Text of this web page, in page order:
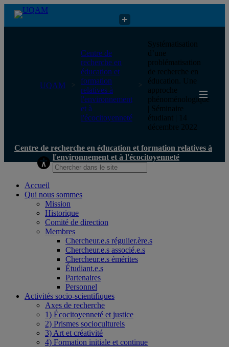
Centre de recherche en éducation et formation relatives à
l'environnement et à l'écocitoyenneté
UQAM
Centre de
recherche en
éducation et
formation
relatives à
l'environnement
et à
l'écocitoyenneté
Systématisation
d’une
problématisation
de recherche en
éducation. Une
approche
phénoménologique
| Séminaire
étudiant | 14
décembre 2022
Centre de recherche en éducation et formation relatives à
l'environnement et à l'écocitoyenneté
Accueil
Qui nous sommes
Mission
Historique
Comité de direction
Membres
Chercheur.e.s régulier.ère.s
Chercheur.e.s associé.e.s
Chercheur.e.s émérites
Étudiant.e.s
Partenaires
Personnel
Activités socio-scientifiques
Axes de recherche
1) Écocitoyenneté et justice
2) Prismes socioculturels
3) Art et créativité
4) Formation initiale et continue